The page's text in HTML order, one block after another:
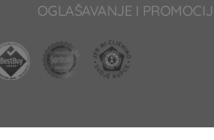
OGLAŠAVANJE I